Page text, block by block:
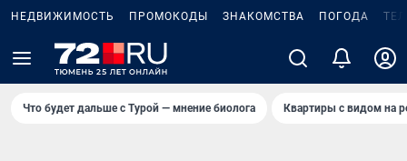
НЕДВИЖИМОСТЬ ПРОМОКОДЫ ЗНАКОМСТВА ПОГОДА
Что будет дальше с Турой — мнение биолога Квартиры с видом на